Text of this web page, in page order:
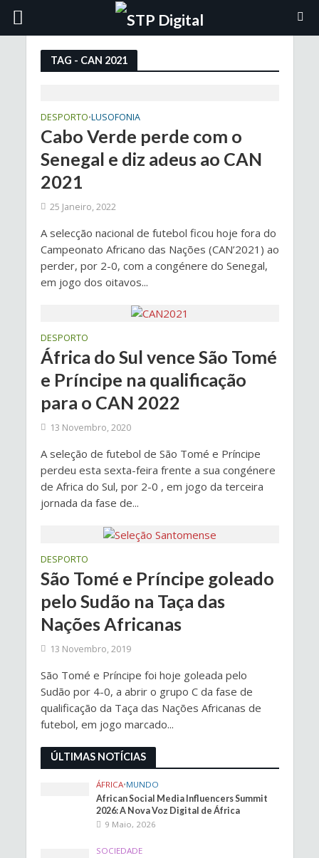
TAG - CAN 2021
DESPORTO•LUSOFONIA
Cabo Verde perde com o
Senegal e diz adeus ao CAN
2021
25 Janeiro, 2022
A selecção nacional de futebol ficou hoje fora do
Campeonato Africano das Nações (CAN’2021) ao
perder, por 2-0, com a congénere do Senegal,
em jogo dos oitavos...
DESPORTO
África do Sul vence São Tomé
e Príncipe na qualificação
para o CAN 2022
13 Novembro, 2020
A seleção de futebol de São Tomé e Príncipe
perdeu esta sexta-feira frente a sua congénere
de Africa do Sul, por 2-0 , em jogo da terceira
jornada da fase de...
DESPORTO
São Tomé e Príncipe goleado
pelo Sudão na Taça das
Nações Africanas
13 Novembro, 2019
São Tomé e Príncipe foi hoje goleada pelo
Sudão por 4-0, a abrir o grupo C da fase de
qualificação da Taça das Nações Africanas de
futebol, em jogo marcado...
ÚLTIMAS NOTÍCIAS
ÁFRICA•MUNDO
African Social Media Influencers Summit
2026: A Nova Voz Digital de África
9 Maio, 2026
SOCIEDADE